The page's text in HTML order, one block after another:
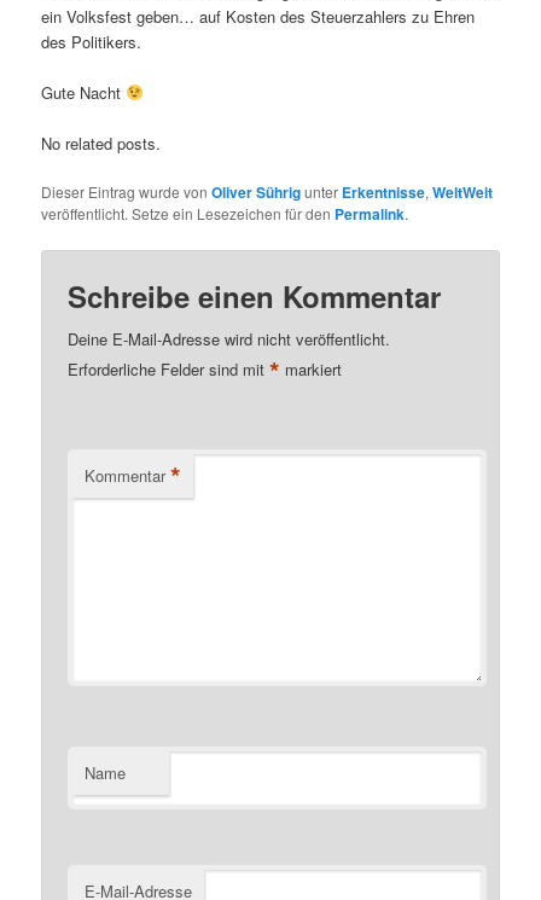
ein Volksfest geben… auf Kosten des Steuerzahlers zu Ehren
des Politikers.
Gute Nacht
No related posts.
Dieser Eintrag wurde vonOliver Sührigunter Erkentnisse,WeltWeit
veröffentlicht. Setze ein Lesezeichen für den Permalink.
Schreibe einen Kommentar
Deine E-Mail-Adresse wird nicht veröffentlicht.
Erforderliche Felder sind mit* markiert
Kommentar *
Name
E-Mail-Adresse